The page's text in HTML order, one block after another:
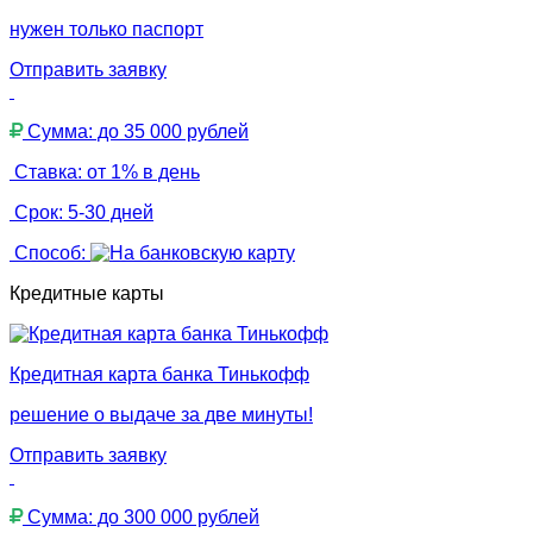
нужен только паспорт
Отправить заявку
Сумма: до 35 000 рублей
Ставка: от 1% в день
Срок: 5-30 дней
Способ:
Кредитные карты
Кредитная карта банка Тинькофф
решение о выдаче за две минуты!
Отправить заявку
Сумма: до 300 000 рублей